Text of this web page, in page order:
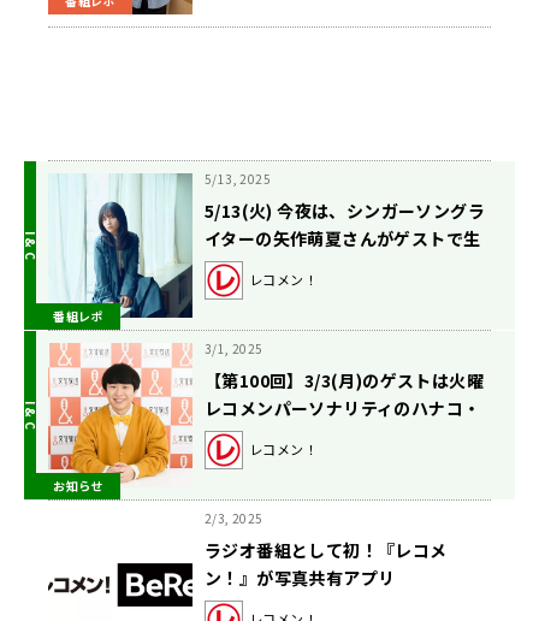
番組レポ
5/13, 2025
5/13(火) 今夜は、シンガーソングラ
イターの矢作萌夏さんがゲストで生
登場！【ハナコ秋山寛貴のレコメ
ン！】
レコメン！
お知らせ
3/1, 2025
【第100回】3/3(月)のゲストは火曜
レコメンパーソナリティのハナコ・
秋山寛貴さん！【駒木根葵汰のレコ
メン！】
レコメン！
2/3, 2025
ラジオ番組として初！『レコメ
ン！』が写真共有アプリ
「BeReal.」公式アカウントを開設